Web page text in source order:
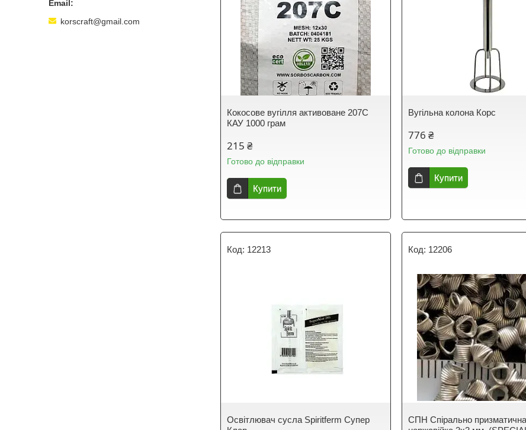
Кокосове вугілля активоване 207С
КАУ 1000 грам
215 ₴
Готово до відправки
Купити
Вугільна колона Корс
776 ₴
Готово до відправки
Купити
12213
Освітлювач cусла Spiritferm Супер
12206
СПН Спірально
korscraft@gmail.com